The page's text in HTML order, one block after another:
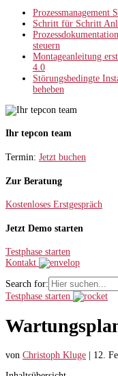
Prozessmanagement
Schritt für Schritt
steuern
Montageanleitung
4.0
Störungsbedingte
beheben
Ihr tepcon team
Termin: Jetzt buchen
Zur Beratung
Kostenloses Erstgespräch
Jetzt Demo starten
Testphase starten
Kontakt
Search for:
Testphase starten
von Christoph Kluge
12.